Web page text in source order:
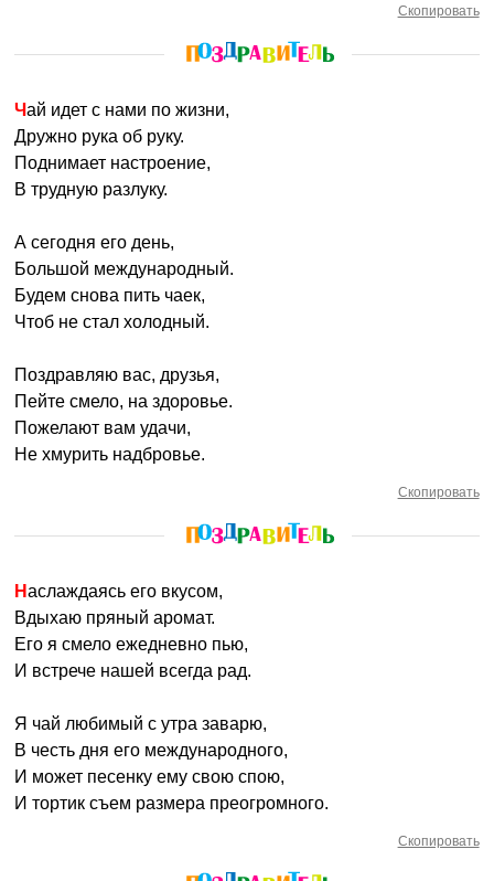
Скопировать
Чай идет с нами по жизни,
Дружно рука об руку.
Поднимает настроение,
В трудную разлуку.
А сегодня его день,
Большой международный.
Будем снова пить чаек,
Чтоб не стал холодный.
Поздравляю вас, друзья,
Пейте смело, на здоровье.
Пожелают вам удачи,
Не хмурить надбровье.
Скопировать
Наслаждаясь его вкусом,
Вдыхаю пряный аромат.
Его я смело ежедневно пью,
И встрече нашей всегда рад.
Я чай любимый с утра заварю,
В честь дня его международного,
И может песенку ему свою спою,
И тортик съем размера преогромного.
Скопировать